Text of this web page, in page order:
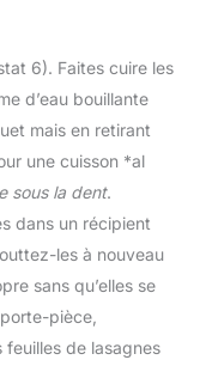
6). Faites cuire les
d’eau bouillante
mais en retirant
une cuisson *al
sous la dent.
dans un récipient
les à nouveau
sans qu’elles se
pièce,
de lasagnes